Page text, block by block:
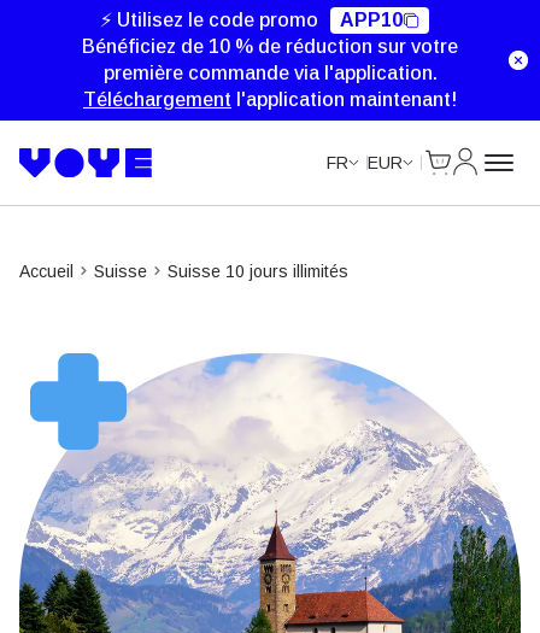
⚡ Utilisez le code promo
APP10
Bénéficiez de 10 % de réduction sur votre
première commande via l'application.
Téléchargement l'application maintenant!
FR EUR
Accueil Suisse Suisse 10 jours illimités
Unlimited Data
Unlimited Data
Unlimited Data
Unlimited Data